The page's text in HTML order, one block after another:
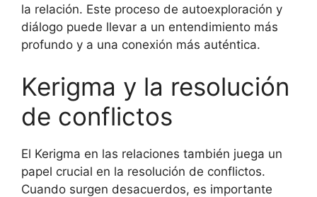
la relación. Este proceso de autoexploración y
diálogo puede llevar a un entendimiento más
profundo y a una conexión más auténtica.
Kerigma y la resolución
de conflictos
El Kerigma en las relaciones también juega un
papel crucial en la resolución de conflictos.
Cuando surgen desacuerdos, es importante